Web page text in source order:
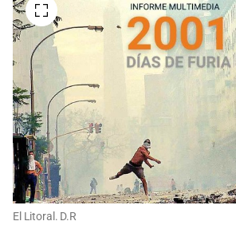
El Litoral. D.R